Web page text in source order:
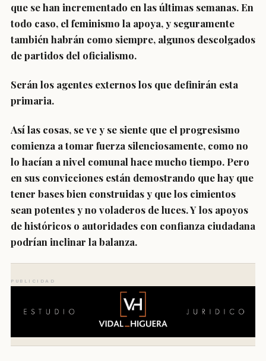
que se han incrementado en las últimas semanas. En
todo caso, el feminismo la apoya, y seguramente
también habrán como siempre, algunos descolgados
de partidos del oficialismo.
Serán los agentes externos los que definirán esta
primaria.
Así las cosas, se ve y se siente que el progresismo
comienza a tomar fuerza silenciosamente, como no
lo hacían a nivel comunal hace mucho tiempo. Pero
en sus convicciones están demostrando que hay que
tener bases bien construidas y que los cimientos
sean potentes y no voladeros de luces. Y los apoyos
de históricos o autoridades con confianza ciudadana
podrían inclinar la balanza.
PUBLICIDAD